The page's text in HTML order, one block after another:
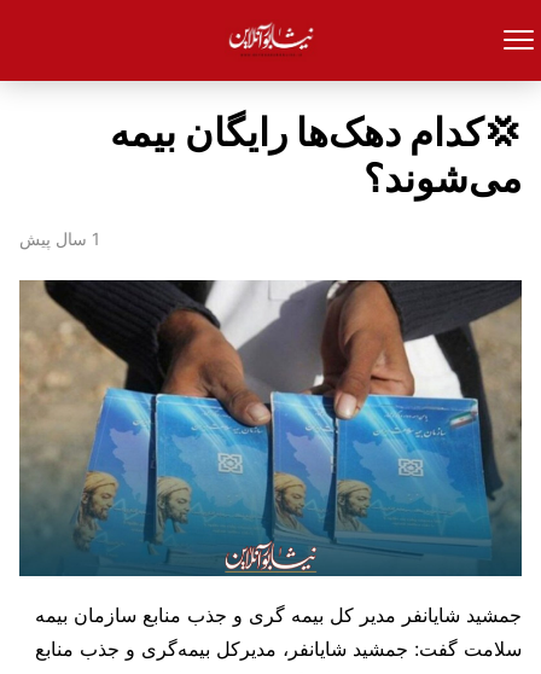
💢کدام دهک‌ها رایگان بیمه
می‌شوند؟
1 سال پیش
جمشید شایانفر مدیر کل بیمه گری و جذب منابع سازمان بیمه
سلامت گفت: جمشید شایانفر، مدیرکل بیمه‌گری و جذب منابع